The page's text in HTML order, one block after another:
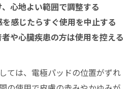
心地よい範囲で調整する
感じたらすぐ使用を中止する
や心臓疾患の方は使用を控える
ては、電極パッドの位置がずれ